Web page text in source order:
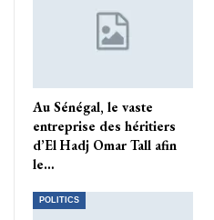
Au Sénégal, le vaste
entreprise des héritiers
d’El Hadj Omar Tall afin
le…
POLITICS